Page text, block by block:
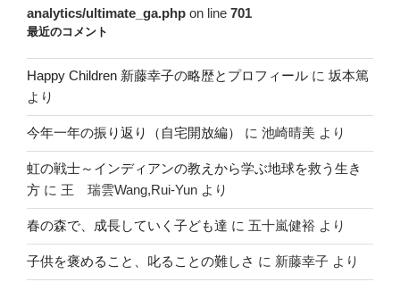
analytics/ultimate_ga.php on line 701
最近のコメント
Happy Children 新藤幸子の略歴とプロフィール に 坂本篤
より
今年一年の振り返り（自宅開放編） に 池崎晴美 より
虹の戦士～インディアンの教えから学ぶ地球を救う生き
方 に 王 瑞雲Wang,Rui-Yun より
春の森で、成長していく子ども達 に 五十嵐健裕 より
子供を褒めること、叱ることの難しさ に 新藤幸子 より